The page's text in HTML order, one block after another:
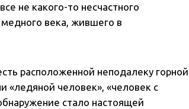
не какого-то несчастного
медного века, жившего в
расположенной неподалеку горной
«ледяной человек», «человек с
стало настоящей